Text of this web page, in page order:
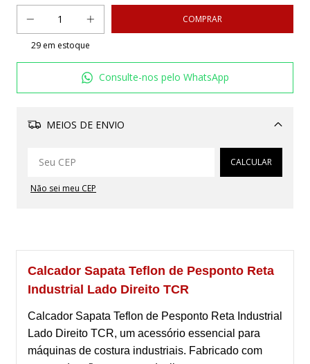
29em estoque
Consulte-nos pelo WhatsApp
MEIOS DE ENVIO
Alterar CEP
CALCULAR
Não sei meu CEP
Calcador Sapata Teflon de Pesponto Reta
Industrial Lado Direito TCR
Calcador Sapata Teflon de Pesponto Reta Industrial
Lado Direito TCR, um acessório essencial para
máquinas de costura industriais. Fabricado com